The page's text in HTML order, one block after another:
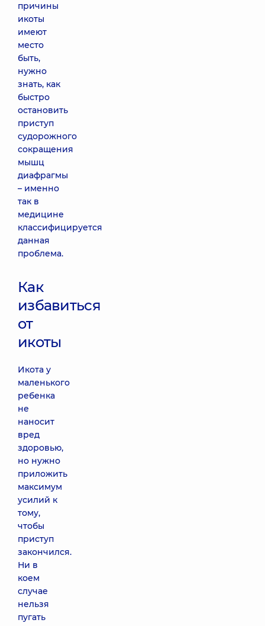
причины
икоты
имеют
место
быть,
нужно
знать, как
быстро
остановить
приступ
судорожного
сокращения
мышц
диафрагмы
– именно
так в
медицине
классифицируется
данная
проблема.
Как
избавиться
от
икоты
Икота у
маленького
ребенка
не
наносит
вред
здоровью,
но нужно
приложить
максимум
усилий к
тому,
чтобы
приступ
закончился.
Ни в
коем
случае
нельзя
пугать